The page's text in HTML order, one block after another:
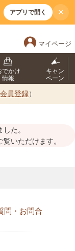
アプリで開く ×
マイページ
でかけ
情報
キャン
ペーン
員登録）
た。
いただけます。
問・お問合